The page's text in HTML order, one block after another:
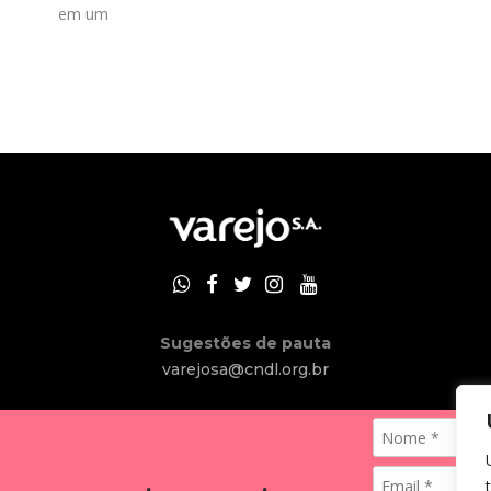
em um
Sugestões de pauta
varejosa@cndl.org.br